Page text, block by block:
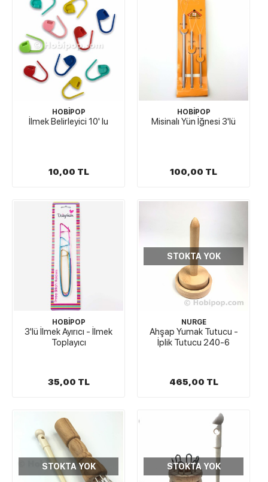
HOBİPOP
İlmek Belirleyici 10' lu
10,00 TL
HOBİPOP
Misinalı Yün İğnesi 3'lü
100,00 TL
HOBİPOP
3'lü İlmek Ayırıcı - İlmek
Toplayıcı
35,00 TL
STOKTA YOK
NURGE
Ahşap Yumak Tutucu -
İplik Tutucu 240-6
465,00 TL
STOKTA YOK STOKTA YOK